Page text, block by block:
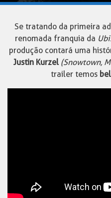
Se tratando da primeira
renomada franquia da
produção contará uma
Justin Kurzel (Snowtown,
trailer temos